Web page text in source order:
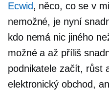
Ecwid, něco, co se v
nemožné, je nyní
kdo nemá nic jiného
možné a až příliš
podnikatele začít, růst
elektronický obchod,